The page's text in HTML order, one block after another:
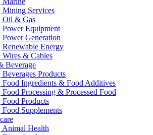
Mining Services
Oil & Gas
Power Equipment
Power Generation
Renewable Energy
Wires & Cables
Beverage
Beverages Products
Food Ingredients & Food Additives
Food Processing & Processed Food
Food Products
Food Supplements
Animal Health